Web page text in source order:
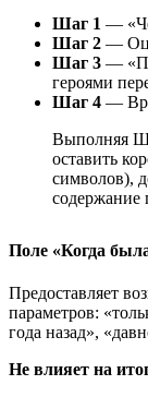
Шаг 1 —
Шаг 2 —
Шаг 3 —
героями
Шаг 4 —
Выполняя
оставить
символов),
содержание
Поле «Когда
Предоставляет
параметров:
года назад»,
Не влияет на